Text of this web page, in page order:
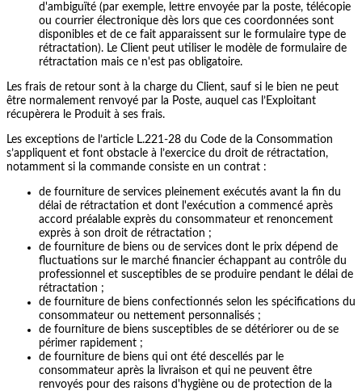
d'ambiguïté (par exemple, lettre envoyée par la poste, télécopie
ou courrier électronique dès lors que ces coordonnées sont
disponibles et de ce fait apparaissent sur le formulaire type de
rétractation). Le Client peut utiliser le modèle de formulaire de
rétractation mais ce n'est pas obligatoire.
Les frais de retour sont à la charge du Client, sauf si le bien ne peut
être normalement renvoyé par la Poste, auquel cas l’Exploitant
récupèrera le Produit à ses frais.
Les exceptions de l’article L.221-28 du Code de la Consommation
s’appliquent et font obstacle à l’exercice du droit de rétractation,
notamment si la commande consiste en un contrat :
de fourniture de services pleinement exécutés avant la fin du
délai de rétractation et dont l'exécution a commencé après
accord préalable exprès du consommateur et renoncement
exprès à son droit de rétractation ;
de fourniture de biens ou de services dont le prix dépend de
fluctuations sur le marché financier échappant au contrôle du
professionnel et susceptibles de se produire pendant le délai de
rétractation ;
de fourniture de biens confectionnés selon les spécifications du
consommateur ou nettement personnalisés ;
de fourniture de biens susceptibles de se détériorer ou de se
périmer rapidement ;
de fourniture de biens qui ont été descellés par le
consommateur après la livraison et qui ne peuvent être
renvoyés pour des raisons d'hygiène ou de protection de la